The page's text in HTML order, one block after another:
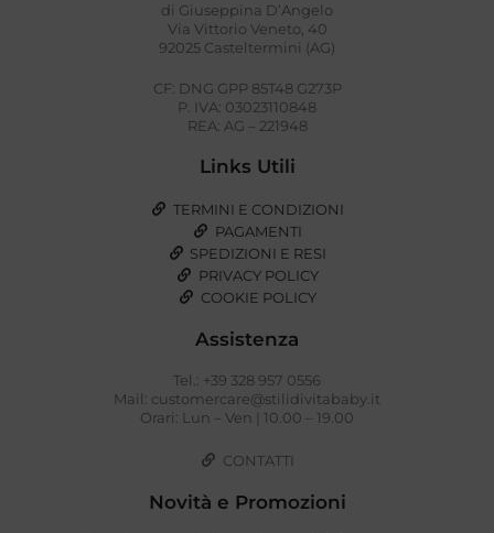
di Giuseppina D’Angelo
Via Vittorio Veneto, 40
92025 Casteltermini (AG)
CF: DNG GPP 85T48 G273P
P. IVA: 03023110848
REA: AG – 221948
Links Utili
TERMINI E CONDIZIONI
PAGAMENTI
SPEDIZIONI E RESI
PRIVACY POLICY
COOKIE POLICY
Assistenza
Tel.: +39 328 957 0556
Mail: customercare@stilidivitababy.it
Orari: Lun – Ven | 10.00 – 19.00
CONTATTI
Novità e Promozioni